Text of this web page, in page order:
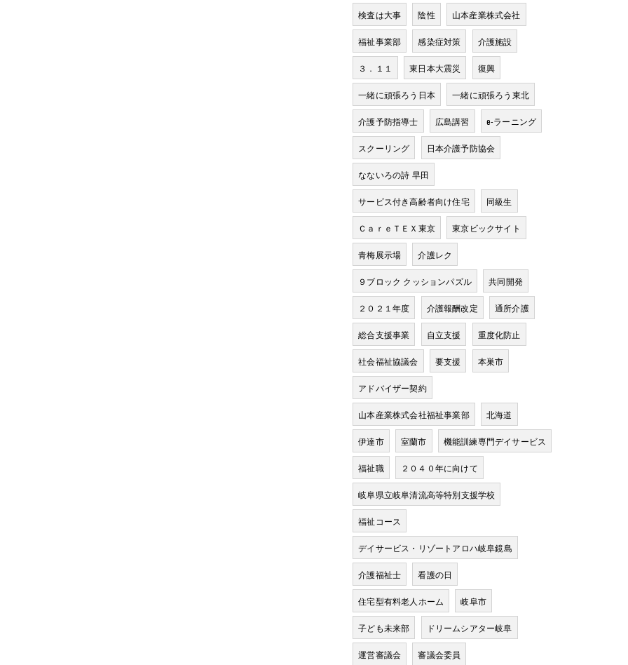
検査は大事 陰性 山本産業株式会社
福祉事業部 感染症対策 介護施設
３．１１ 東日本大震災 復興
一緒に頑張ろう日本 一緒に頑張ろう東北
介護予防指導士 広島講習 e-ラーニング
スクーリング 日本介護予防協会
なないろの詩 早田
サービス付き高齢者向け住宅 同級生
ＣａｒｅＴＥＸ東京 東京ビックサイト
青梅展示場 介護レク
９ブロック クッションパズル 共同開発
２０２１年度 介護報酬改定 通所介護
総合支援事業 自立支援 重度化防止
社会福祉協議会 要支援 本巣市
アドバイザー契約
山本産業株式会社福祉事業部 北海道
伊達市 室蘭市 機能訓練専門デイサービス
福祉職 ２０４０年に向けて
岐阜県立岐阜清流高等特別支援学校
福祉コース
デイサービス・リゾートアロハ岐阜鏡島
介護福祉士 看護の日
住宅型有料老人ホーム 岐阜市
子ども未来部 ドリームシアター岐阜
運営審議会 審議会委員